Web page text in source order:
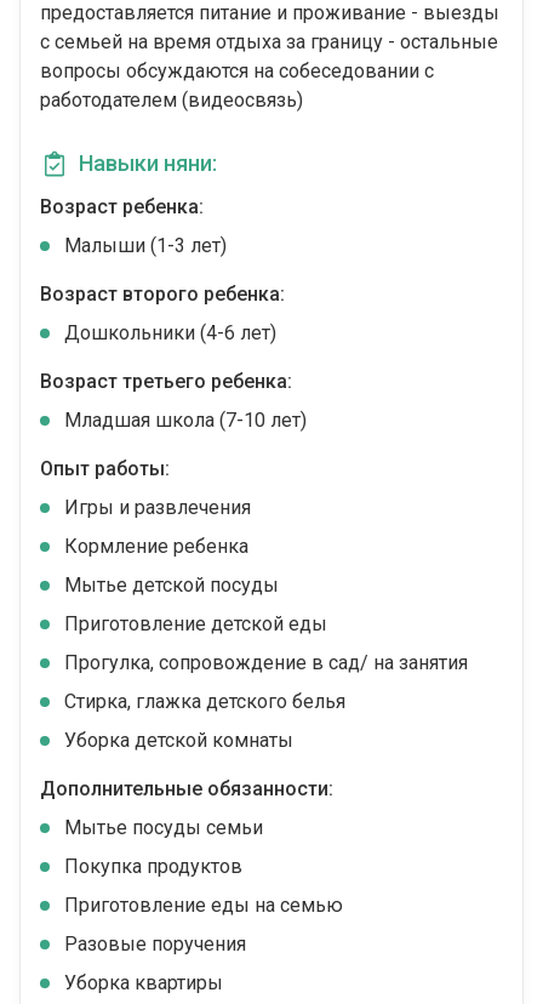
предоставляется питание и проживание - выезды
с семьей на время отдыха за границу - остальные
вопросы обсуждаются на собеседовании с
работодателем (видеосвязь)
Навыки няни:
Возраст ребенка:
Малыши (1-3 лет)
Возраст второго ребенка:
Дошкольники (4-6 лет)
Возраст третьего ребенка:
Младшая школа (7-10 лет)
Опыт работы:
Игры и развлечения
Кормление ребенка
Мытье детской посуды
Приготовление детской еды
Прогулка, сопровождение в сад/ на занятия
Стирка, глажка детского белья
Уборка детской комнаты
Дополнительные обязанности:
Мытье посуды семьи
Покупка продуктов
Приготовление еды на семью
Разовые поручения
Уборка квартиры